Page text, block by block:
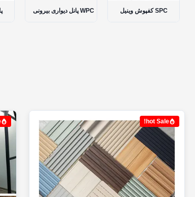
پانل دیواری بیرونی WPC کفپوش وینیل SPC
hot Sale!